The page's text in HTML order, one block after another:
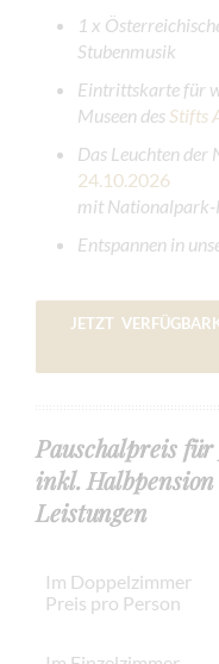
1 x
Stubenmusik
Eintrittskarte für
Museen des Stifts
Das Leuchten der
24.10.2026
mit Nationalpark-
Entspannen in
JETZT
Pauschalpreis
inkl.
Leistungen
Im Doppelzimmer
Preis pro Person